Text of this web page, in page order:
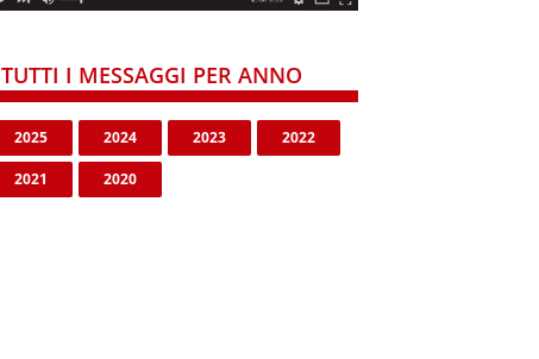
TUTTI I MESSAGGI PER ANNO
2025 2024 2023 2022
2021 2020